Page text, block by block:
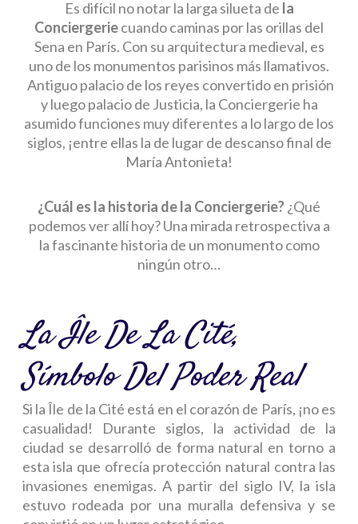
Es difícil no notar la larga silueta de la
Conciergeriecuando caminas por las orillas del
Sena en París. Con su arquitectura medieval, es
uno de los monumentos parisinos más llamativos.
Antiguo palacio de los reyes convertido en prisión
y luego palacio de Justicia, la Conciergerie ha
asumido funciones muy diferentes a lo largo de los
siglos, ¡entre ellas la de lugar de descanso final de
María Antonieta!
¿Cuál es la historia de la Conciergerie?¿Qué
podemos ver allí hoy? Una mirada retrospectiva a
la fascinante historia de un monumento como
ningún otro…
La Île De La Cité,
Símbolo Del Poder Real
Si la Île de la Cité está en el corazón de París, ¡no es
casualidad! Durante siglos, la actividad de la
ciudad se desarrolló de forma natural en torno a
esta isla que ofrecía protección natural contra las
invasiones enemigas.A partir del siglo IV, la isla
estuvo rodeada por una muralla defensiva y se